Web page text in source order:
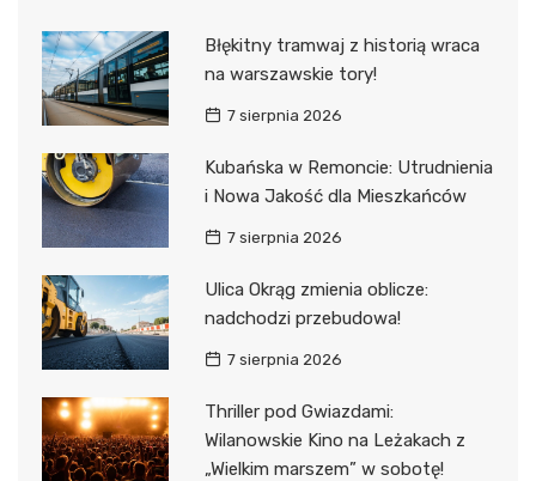
Błękitny tramwaj z historią wraca
na warszawskie tory!
7 sierpnia 2026
Kubańska w Remoncie: Utrudnienia
i Nowa Jakość dla Mieszkańców
7 sierpnia 2026
Ulica Okrąg zmienia oblicze:
nadchodzi przebudowa!
7 sierpnia 2026
Thriller pod Gwiazdami:
Wilanowskie Kino na Leżakach z
„Wielkim marszem” w sobotę!